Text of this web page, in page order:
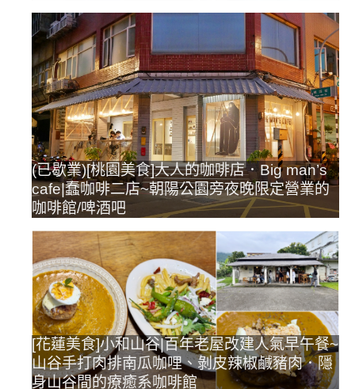
(已歇業)[桃園美食]大人的咖啡店．Big man’s
cafe|蠢咖啡二店~朝陽公園旁夜晚限定營業的
咖啡館/啤酒吧
[花蓮美食]小和山谷|百年老屋改建人氣早午餐~
山谷手打肉排南瓜咖哩、剝皮辣椒鹹豬肉．隱
身山谷間的療癒系咖啡館